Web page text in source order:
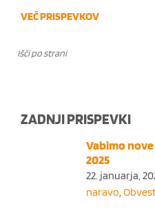
VEČ PRISPEVKOV
ZADNJI PRISPEVKI
Vabimo
2025
22. januarja,
naravo,